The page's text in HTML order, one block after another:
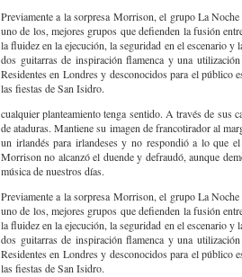
Previamente a la sorpresa Morrison, el grupo La
uno de los, mejores grupos que defienden la fusión
la fluidez en la ejecución, la seguridad en el escenario
dos guitarras de inspiración flamenca y una
Residentes en Londres y desconocidos para el público
las fiestas de San Isidro.
cualquier planteamiento tenga sentido. A través de sus
de ataduras. Mantiene su imagen de francotirador al
un irlandés para irlandeses y no respondió a lo que
Morrison no alcanzó el duende y defraudó, aunque
música de nuestros días.
Previamente a la sorpresa Morrison, el grupo La
uno de los, mejores grupos que defienden la fusión
la fluidez en la ejecución, la seguridad en el escenario
dos guitarras de inspiración flamenca y una
Residentes en Londres y desconocidos para el público
las fiestas de San Isidro.